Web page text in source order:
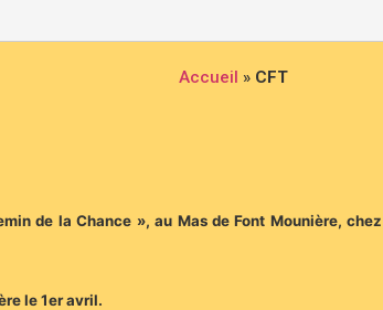
Accueil » CFT
de la Chance », au Mas de Font Mounière,
le 1er avril.